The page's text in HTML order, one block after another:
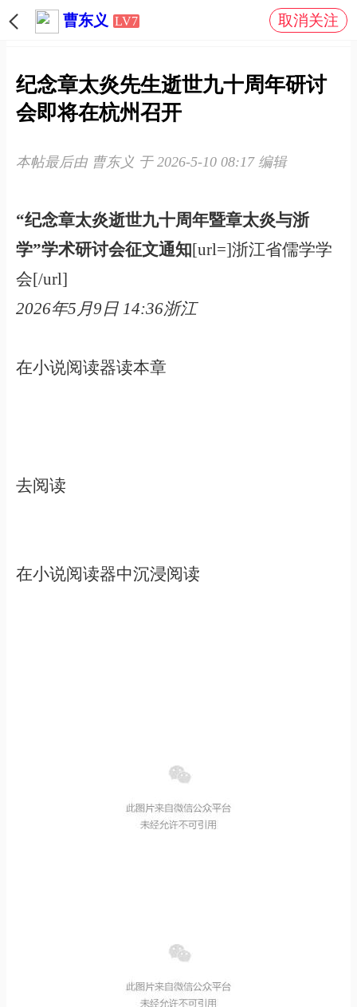
曹东义 LV7 取消关注
纪念章太炎先生逝世九十周年研讨
会即将在杭州召开
本帖最后由 曹东义 于 2026-5-10 08:17 编辑
“纪念章太炎逝世九十周年暨章太炎与浙
学”学术研讨会征文通知[url=]浙江省儒学学
会[/url]
2026年5月9日 14:36浙江
在小说阅读器读本章
去阅读
在小说阅读器中沉浸阅读